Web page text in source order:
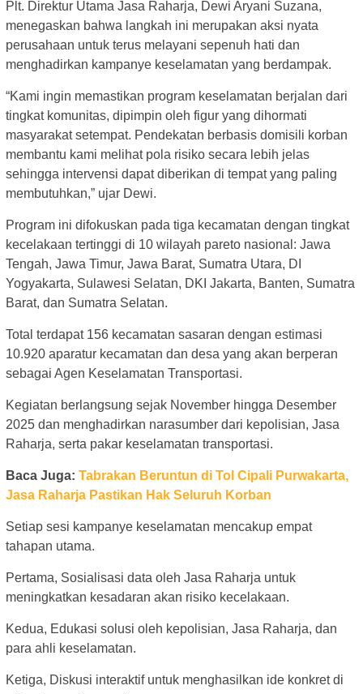
Plt. Direktur Utama Jasa Raharja, Dewi Aryani Suzana,
menegaskan bahwa langkah ini merupakan aksi nyata
perusahaan untuk terus melayani sepenuh hati dan
menghadirkan kampanye keselamatan yang berdampak.
“Kami ingin memastikan program keselamatan berjalan dari
tingkat komunitas, dipimpin oleh figur yang dihormati
masyarakat setempat. Pendekatan berbasis domisili korban
membantu kami melihat pola risiko secara lebih jelas
sehingga intervensi dapat diberikan di tempat yang paling
membutuhkan,” ujar Dewi.
Program ini difokuskan pada tiga kecamatan dengan tingkat
kecelakaan tertinggi di 10 wilayah pareto nasional: Jawa
Tengah, Jawa Timur, Jawa Barat, Sumatra Utara, DI
Yogyakarta, Sulawesi Selatan, DKI Jakarta, Banten, Sumatra
Barat, dan Sumatra Selatan.
Total terdapat 156 kecamatan sasaran dengan estimasi
10.920 aparatur kecamatan dan desa yang akan berperan
sebagai Agen Keselamatan Transportasi.
Kegiatan berlangsung sejak November hingga Desember
2025 dan menghadirkan narasumber dari kepolisian, Jasa
Raharja, serta pakar keselamatan transportasi.
Baca Juga: Tabrakan Beruntun di Tol Cipali Purwakarta,
Jasa Raharja Pastikan Hak Seluruh Korban
Setiap sesi kampanye keselamatan mencakup empat
tahapan utama.
Pertama, Sosialisasi data oleh Jasa Raharja untuk
meningkatkan kesadaran akan risiko kecelakaan.
Kedua, Edukasi solusi oleh kepolisian, Jasa Raharja, dan
para ahli keselamatan.
Ketiga, Diskusi interaktif untuk menghasilkan ide konkret di